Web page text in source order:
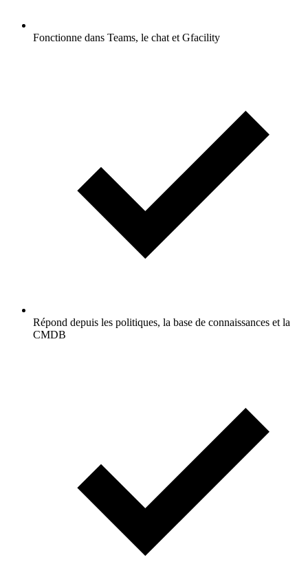
Fonctionne dans Teams, le chat et Gfacility
Répond depuis les politiques, la base de connaissances et la
CMDB